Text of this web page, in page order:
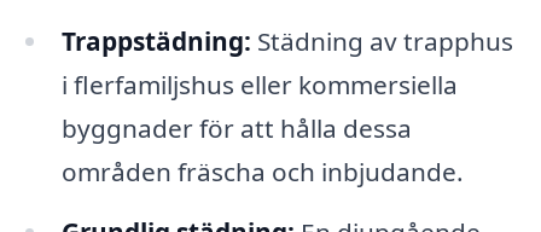
Trappstädning: Städning av trapphus
i flerfamiljshus eller kommersiella
byggnader för att hålla dessa
områden fräscha och inbjudande.